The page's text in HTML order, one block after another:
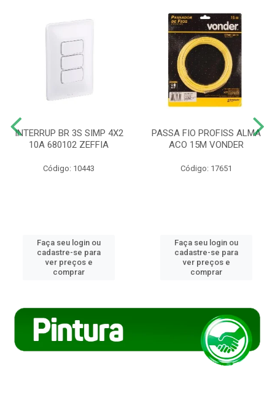
INTERRUP BR 3S SIMP 4X2
10A 680102 ZEFFIA
Código: 10443
Faça seu login ou
cadastre-se para
ver preços e
comprar
PASSA FIO PROFISS ALMA
ACO 15M VONDER
Código: 17651
Faça seu login ou
cadastre-se para
ver preços e
comprar